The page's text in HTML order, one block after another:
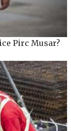
Pirc Musar?